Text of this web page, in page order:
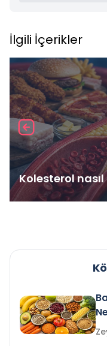
İlgili İçerikler
Kolesterol